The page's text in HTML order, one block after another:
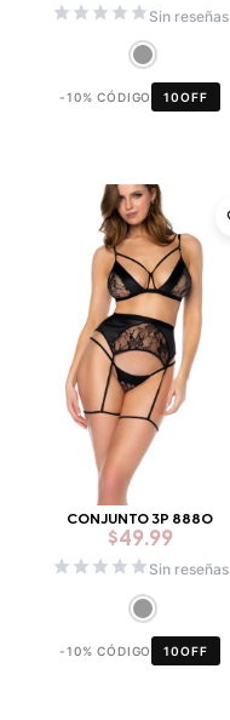
Sin reseñas
-10% CÓDIGO 10OFF
CONJUNTO 3P 8880
$49.99
Sin reseñas
-10% CÓDIGO 10OFF